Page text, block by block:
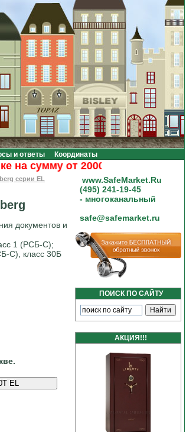
и ответы Координаты
сумму от 20000 рублей.
серии EL
документов и
1 (РСБ-С);
С), класс 30Б
www.SafeMarket.Ru
(495) 241-19-45
- многоканальный
safe@safemarket.ru
ПОИСК ПО САЙТУ
АКЦИЯ!!!